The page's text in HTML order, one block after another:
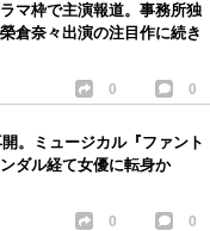
マ枠で主演報道。事務所独
倉奈々出演の注目作に続き
0 0
。ミュージカル『ファント
ダル経て女優に転身か
0 0